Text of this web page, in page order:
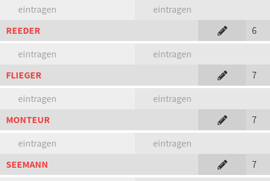
eintragen
eintragen
REEDER
6
eintragen
eintragen
FLIEGER
7
eintragen
eintragen
MONTEUR
7
eintragen
eintragen
SEEMANN
7